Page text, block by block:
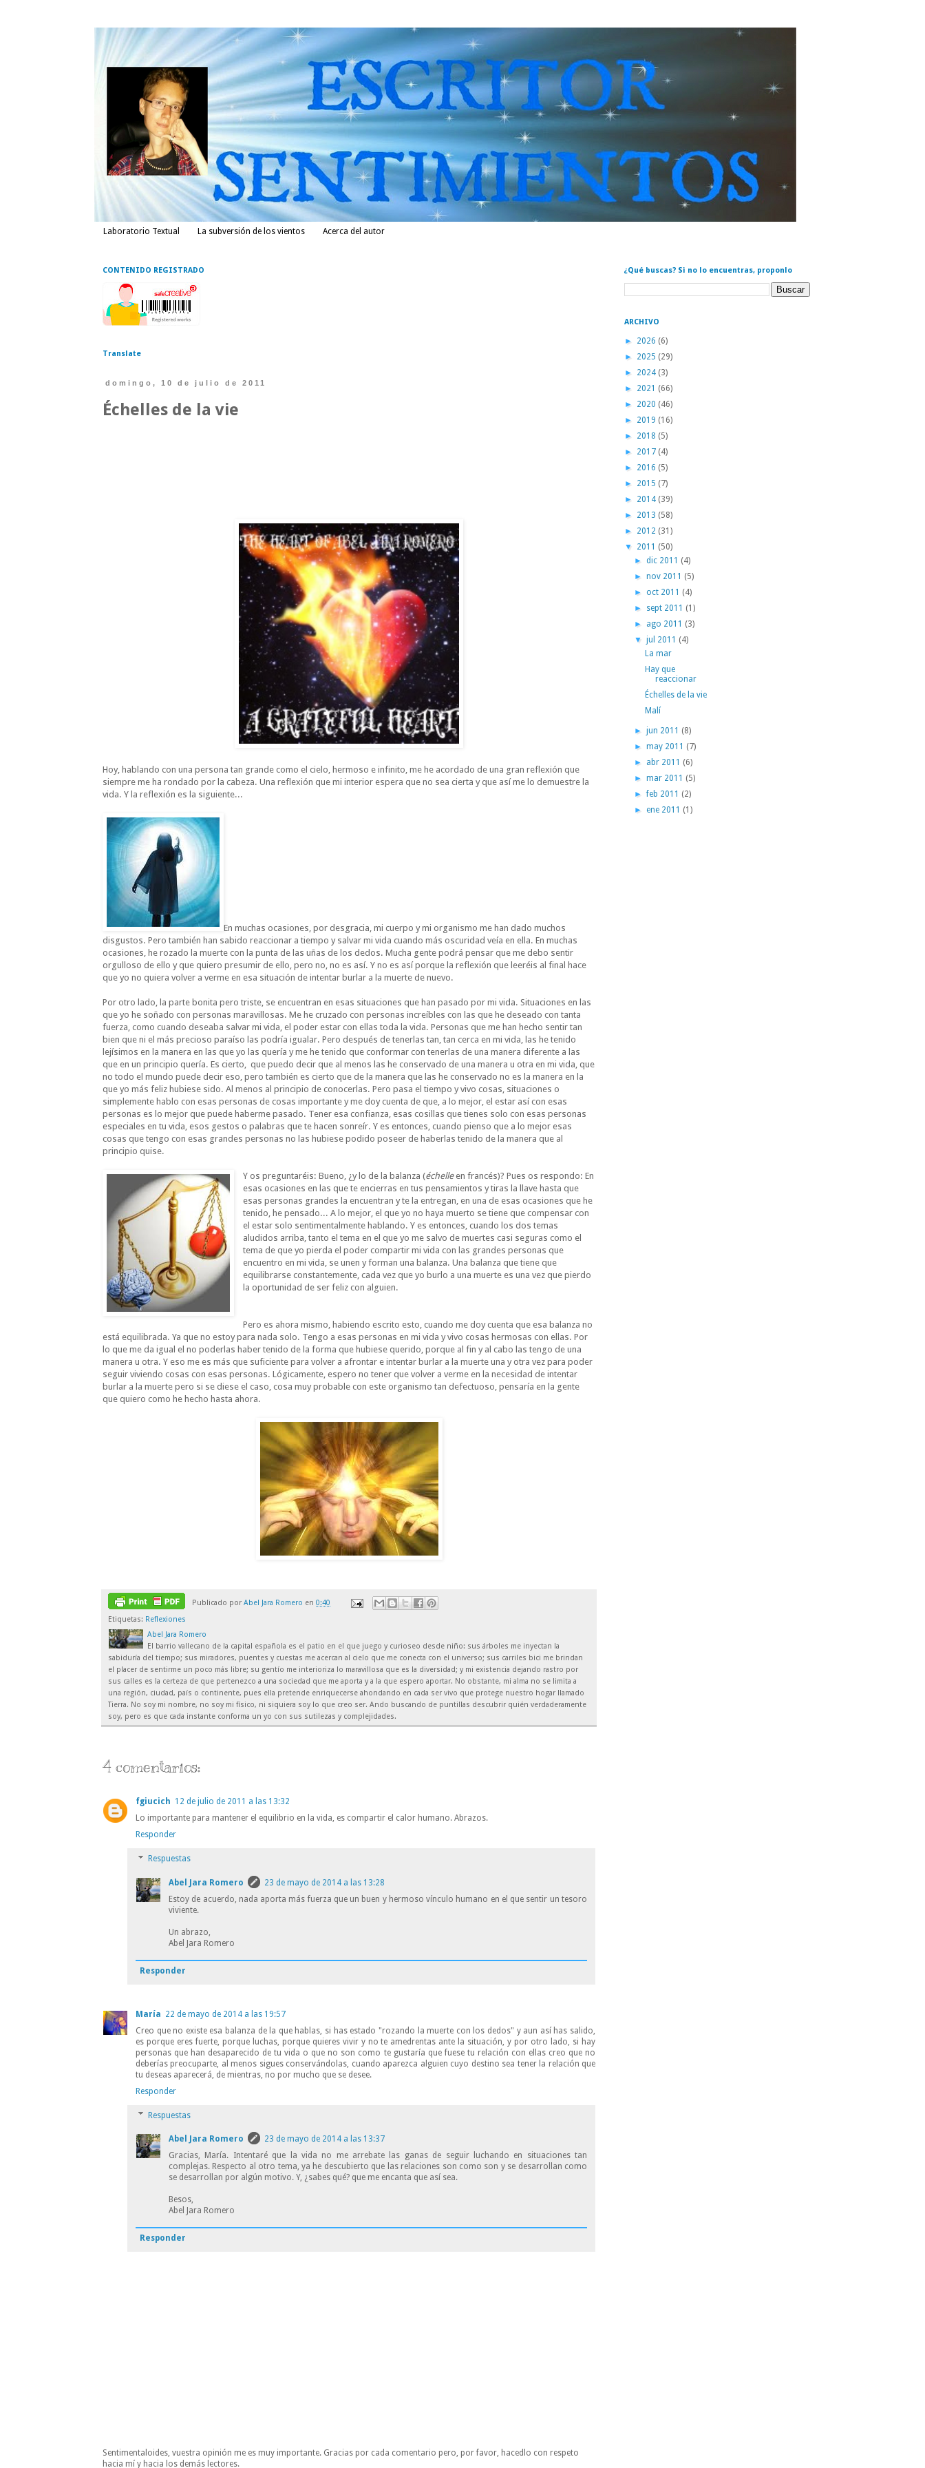
Laboratorio Textual La subversión de los vientos Acerca del autor
CONTENIDO REGISTRADO
Translate
domingo, 10 de julio de 2011
Échelles de la vie
Hoy, hablando con una persona tan grande como el cielo, hermoso e infinito, me he acordado de una gran reflexión que
siempre me ha rondado por la cabeza. Una reflexión que mi interior espera que no sea cierta y que así me lo demuestre la
vida. Y la reflexión es la siguiente...
En muchas ocasiones, por desgracia, mi cuerpo y mi organismo me han dado muchos
disgustos. Pero también han sabido reaccionar a tiempo y salvar mi vida cuando más oscuridad veía en ella. En muchas
ocasiones, he rozado la muerte con la punta de las uñas de los dedos. Mucha gente podrá pensar que me debo sentir
orgulloso de ello y que quiero presumir de ello, pero no, no es así. Y no es así porque la reflexión que leeréis al final hace
que yo no quiera volver a verme en esa situación de intentar burlar a la muerte de nuevo.
Por otro lado, la parte bonita pero triste, se encuentran en esas situaciones que han pasado por mi vida. Situaciones en las
que yo he soñado con personas maravillosas. Me he cruzado con personas increíbles con las que he deseado con tanta
fuerza, como cuando deseaba salvar mi vida, el poder estar con ellas toda la vida. Personas que me han hecho sentir tan
bien que ni el más precioso paraíso las podría igualar. Pero después de tenerlas tan, tan cerca en mi vida, las he tenido
lejísimos en la manera en las que yo las quería y me he tenido que conformar con tenerlas de una manera diferente a las
que en un principio quería. Es cierto, que puedo decir que al menos las he conservado de una manera u otra en mi vida, que
no todo el mundo puede decir eso, pero también es cierto que de la manera que las he conservado no es la manera en la
que yo más feliz hubiese sido. Al menos al principio de conocerlas. Pero pasa el tiempo y vivo cosas, situaciones o
simplemente hablo con esas personas de cosas importante y me doy cuenta de que, a lo mejor, el estar así con esas
personas es lo mejor que puede haberme pasado. Tener esa confianza, esas cosillas que tienes solo con esas personas
especiales en tu vida, esos gestos o palabras que te hacen sonreír. Y es entonces, cuando pienso que a lo mejor esas
cosas que tengo con esas grandes personas no las hubiese podido poseer de haberlas tenido de la manera que al
principio quise.
Y os preguntaréis: Bueno, ¿y lo de la balanza (échelleen francés)? Pues os respondo: En
esas ocasiones en las que te encierras en tus pensamientos y tiras la llave hasta que
esas personas grandes la encuentran y te la entregan, en una de esas ocasiones que he
tenido, he pensado... A lo mejor, el que yo no haya muerto se tiene que compensar con
el estar solo sentimentalmente hablando. Y es entonces, cuando los dos temas
aludidos arriba, tanto el tema en el que yo me salvo de muertes casi seguras como el
tema de que yo pierda el poder compartir mi vida con las grandes personas que
encuentro en mi vida, se unen y forman una balanza. Una balanza que tiene que
equilibrarse constantemente, cada vez que yo burlo a una muerte es una vez que pierdo
la oportunidad de ser feliz con alguien.
Pero es ahora mismo, habiendo escrito esto, cuando me doy cuenta que esa balanza no
está equilibrada. Ya que no estoy para nada solo. Tengo a esas personas en mi vida y vivo cosas hermosas con ellas. Por
lo que me da igual el no poderlas haber tenido de la forma que hubiese querido, porque al fin y al cabo las tengo de una
manera u otra. Y eso me es más que suficiente para volver a afrontar e intentar burlar a la muerte una y otra vez para poder
seguir viviendo cosas con esas personas. Lógicamente, espero no tener que volver a verme en la necesidad de intentar
burlar a la muerte pero si se diese el caso, cosa muy probable con este organismo tan defectuoso, pensaría en la gente
que quiero como he hecho hasta ahora.
Publicado por Abel Jara Romero en 0:40
Etiquetas: Reflexiones
Abel Jara Romero
El barrio vallecano de la capital española es el patio en el que juego y curioseo desde niño: sus árboles me inyectan la
sabiduría del tiempo; sus miradores, puentes y cuestas me acercan al cielo que me conecta con el universo; sus carriles bici me brindan
el placer de sentirme un poco más libre; su gentío me interioriza lo maravillosa que es la diversidad; y mi existencia dejando rastro por
sus calles es la certeza de que pertenezco a una sociedad que me aporta y a la que espero aportar. No obstante, mi alma no se limita a
una región, ciudad, país o continente, pues ella pretende enriquecerse ahondando en cada ser vivo que protege nuestro hogar llamado
Tierra. No soy mi nombre, no soy mi físico, ni siquiera soy lo que creo ser. Ando buscando de puntillas descubrir quién verdaderamente
soy, pero es que cada instante conforma un yo con sus sutilezas y complejidades.
4 comentarios:
fgiucich 12 de julio de 2011 a las 13:32
Lo importante para mantener el equilibrio en la vida, es compartir el calor humano. Abrazos.
Responder
Respuestas
Abel Jara Romero
23 de mayo de 2014 a las 13:28
Estoy de acuerdo, nada aporta más fuerza que un buen y hermoso vínculo humano en el que sentir un tesoro
viviente.
Un abrazo,
Abel Jara Romero
Responder
María 22 de mayo de 2014 a las 19:57
Creo que no existe esa balanza de la que hablas, si has estado "rozando la muerte con los dedos" y aun así has salido,
es porque eres fuerte, porque luchas, porque quieres vivir y no te amedrentas ante la situación, y por otro lado, si hay
personas que han desaparecido de tu vida o que no son como te gustaría que fuese tu relación con ellas creo que no
deberías preocuparte, al menos sigues conservándolas, cuando aparezca alguien cuyo destino sea tener la relación que
tu deseas aparecerá, de mientras, no por mucho que se desee.
Responder
Respuestas
Abel Jara Romero
23 de mayo de 2014 a las 13:37
Gracias, María. Intentaré que la vida no me arrebate las ganas de seguir luchando en situaciones tan
complejas. Respecto al otro tema, ya he descubierto que las relaciones son como son y se desarrollan como
se desarrollan por algún motivo. Y, ¿sabes qué? que me encanta que así sea.
Besos,
Abel Jara Romero
Responder
Sentimentaloides, vuestra opinión me es muy importante. Gracias por cada comentario pero, por favor, hacedlo con respeto
hacia mí y hacia los demás lectores.
¿Qué buscas? Si no lo encuentras, proponlo
ARCHIVO
► 2026 (6)
► 2025 (29)
► 2024 (3)
► 2021 (66)
► 2020 (46)
► 2019 (16)
► 2018 (5)
► 2017 (4)
► 2016 (5)
► 2015 (7)
► 2014 (39)
► 2013 (58)
► 2012 (31)
▼ 2011 (50)
►dic 2011 (4)
►nov 2011 (5)
► oct 2011 (4)
► sept 2011 (1)
► ago 2011 (3)
▼jul 2011 (4)
La mar
Hay que
reaccionar
Échelles de la vie
Malí
►jun 2011 (8)
►may 2011 (7)
► abr 2011 (6)
►mar 2011 (5)
►feb 2011 (2)
►ene 2011 (1)